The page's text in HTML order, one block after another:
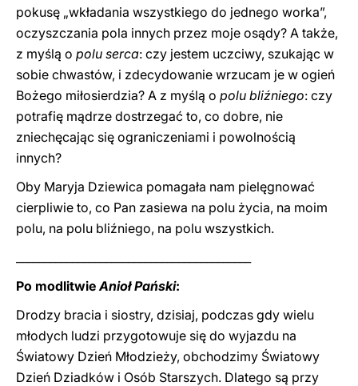
pokusę „wkładania wszystkiego do jednego worka”,
oczyszczania pola innych przez moje osądy? A także,
z myślą o polu serca: czy jestem uczciwy, szukając w
sobie chwastów, i zdecydowanie wrzucam je w ogień
Bożego miłosierdzia? A z myślą o polu bliźniego: czy
potrafię mądrze dostrzegać to, co dobre, nie
zniechęcając się ograniczeniami i powolnością
innych?
Oby Maryja Dziewica pomagała nam pielęgnować
cierpliwie to, co Pan zasiewa na polu życia, na moim
polu, na polu bliźniego, na polu wszystkich.
Po modlitwieAnioł Pański:
Drodzy bracia i siostry, dzisiaj, podczas gdy wielu
młodych ludzi przygotowuje się do wyjazdu na
Światowy Dzień Młodzieży, obchodzimy Światowy
Dzień Dziadków i Osób Starszych. Dlatego są przy